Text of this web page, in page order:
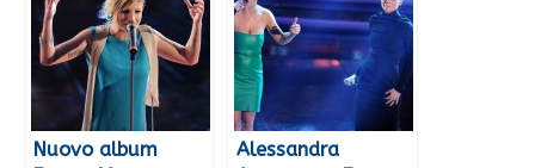
Nuovo album
Alessandra